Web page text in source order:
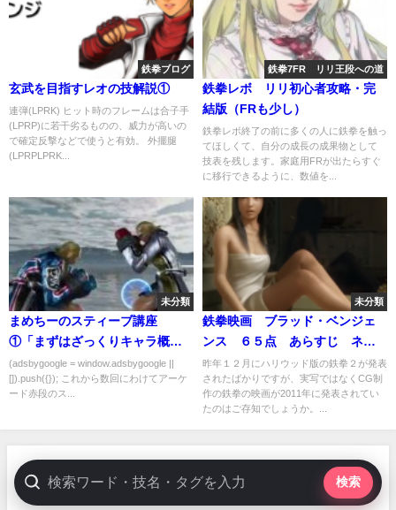
鉄拳ブログ
玄武を目指すレオの技解説①
連弾(LPRK) ヒット時のフレームは合子手
(LPRP)に若干劣るものの、威力が高いの
で確定反撃などで使うと有効。 外擺腿
(LPRPLPRK...
鉄拳7FR リリ王段への道
鉄拳レボ リリ初心者攻略・完
結版（FRも少し）
鉄拳レボ終了の前に多くの人に鉄拳を触っ
てほしくて、自分の成長の成果物として
技表を残します。家庭用FRが出たらすぐ
に移行できるように、数値を...
未分類
まめちーのスティーブ講座
①「まずはざっくりキャラ概
観」編
(adsbygoogle = window.adsbygoogle ||
[]).push({}); これから数回にわけてアーケ
ード赤段のス...
未分類
鉄拳映画 ブラッド・ベンジェ
ンス ６５点 あらすじ ネタ
バレ 感想
昨年１２月にハリウッド版の鉄拳２が発表
されたばかりですが、実写ではなくCG制
作の鉄拳の映画が2011年に発表されてい
たのはご存知でしょうか。...
検索